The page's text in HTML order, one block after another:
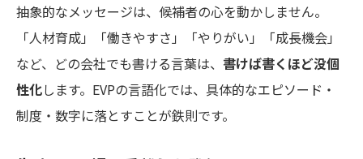
抽象的なメッセージは、候補者の心を動かしません。
「人材育成」「働きやすさ」「やりがい」「成長機会」
など、どの会社でも書ける言葉は、 書けば書くほど没個
性化します。EVPの言語化では、具体的なエピソード・
制度・数字に落とすことが鉄則です。